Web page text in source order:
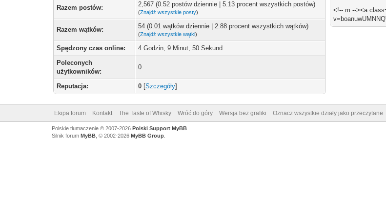
Razem postów: 2,567 (0.52 postów dziennie | 5.13 procent wszystkich postów)
(Znajdź wszystkie posty)
Razem wątków: 54 (0.01 wątków dziennie | 2.88 procent wszystkich wątków)
(Znajdź wszystkie wątki)
Spędzony czas online:
4 Godzin, 9 Minut, 50 Sekund
Poleconych
użytkowników:
0
Reputacja: 0 [Szczegóły]
<!-- m --><a
Ekipa forum Kontakt The Taste of Whisky Wróć do góry Wersja bez grafiki Oznacz wszystkie działy jako przeczytane
Polskie tłumaczenie © 2007-2026 Polski Support MyBB
Silnik forum MyBB, © 2002-2026 MyBB Group.